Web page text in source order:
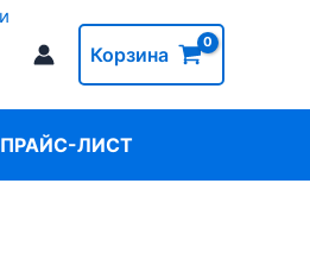
Корзина
ПРАЙС-ЛИСТ